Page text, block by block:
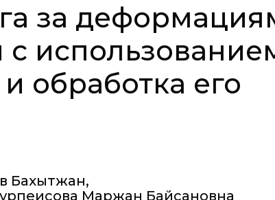
за
обработка его
Бахытжан,
Маржан Байсановна